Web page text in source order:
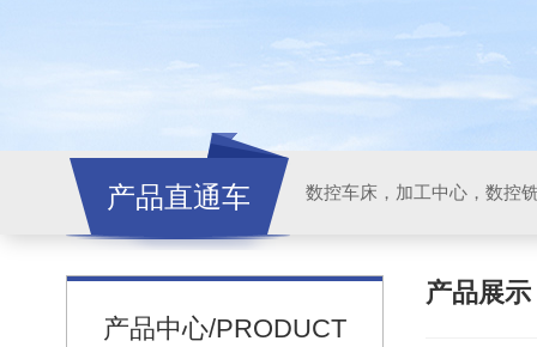
产品直通车
产品中心/PRODUCT
产品展示